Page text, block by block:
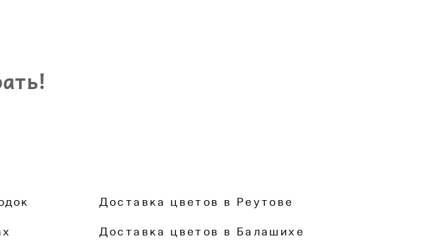
Доставка цветов в Реутове
Доставка цветов в Балашихе